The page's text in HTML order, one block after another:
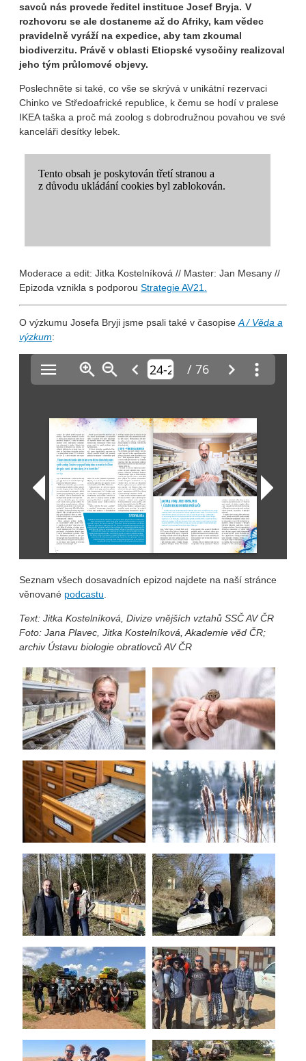
savců nás provede ředitel instituce Josef Bryja. V
rozhovoru se ale dostaneme až do Afriky, kam vědec
pravidelně vyráží na expedice, aby tam zkoumal
biodiverzitu. Právě v oblasti Etiopské vysočiny realizoval
jeho tým průlomové objevy.
Poslechněte si také, co vše se skrývá v unikátní rezervaci
Chinko ve Středoafrické republice, k čemu se hodí v pralese
IKEA taška a proč má zoolog s dobrodružnou povahou ve své
kanceláři desítky lebek.
Moderace a edit: Jitka Kostelníková // Master: Jan Mesany //
Epizoda vznikla s podporou Strategie AV21.
O výzkumu Josefa Bryji jsme psali také v časopiseA / Věda a
výzkum:
Seznam všech dosavadních epizod najdete na naší stránce
věnované podcastu.
Text: Jitka Kostelníková, Divize vnějších vztahů SSČ AV ČR
Foto: Jana Plavec, Jitka Kostelníková, Akademie věd ČR;
archiv Ústavu biologie obratlovců AV ČR